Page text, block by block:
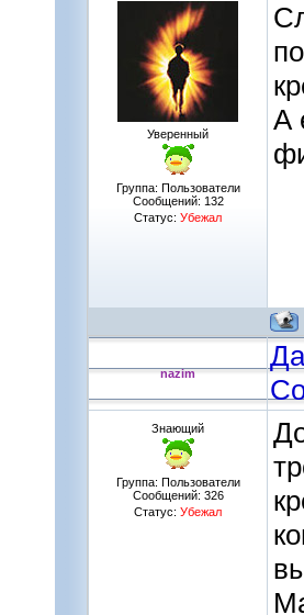
Уверенный
Группа: Пользователи
Сообщений: 132
Статус: Убежал
А
nazim
Знающий
Группа: Пользователи
Сообщений: 326
Статус: Убежал